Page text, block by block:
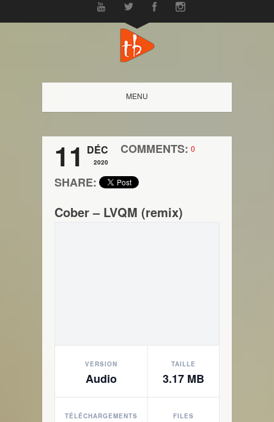
MENU
11 DÉC
2020
COMMENTS: 0
SHARE:
Cober – LVQM (remix)
VERSION
Audio
TAILLE
3.17 MB
TÉLÉCHARGEMENTS FILES